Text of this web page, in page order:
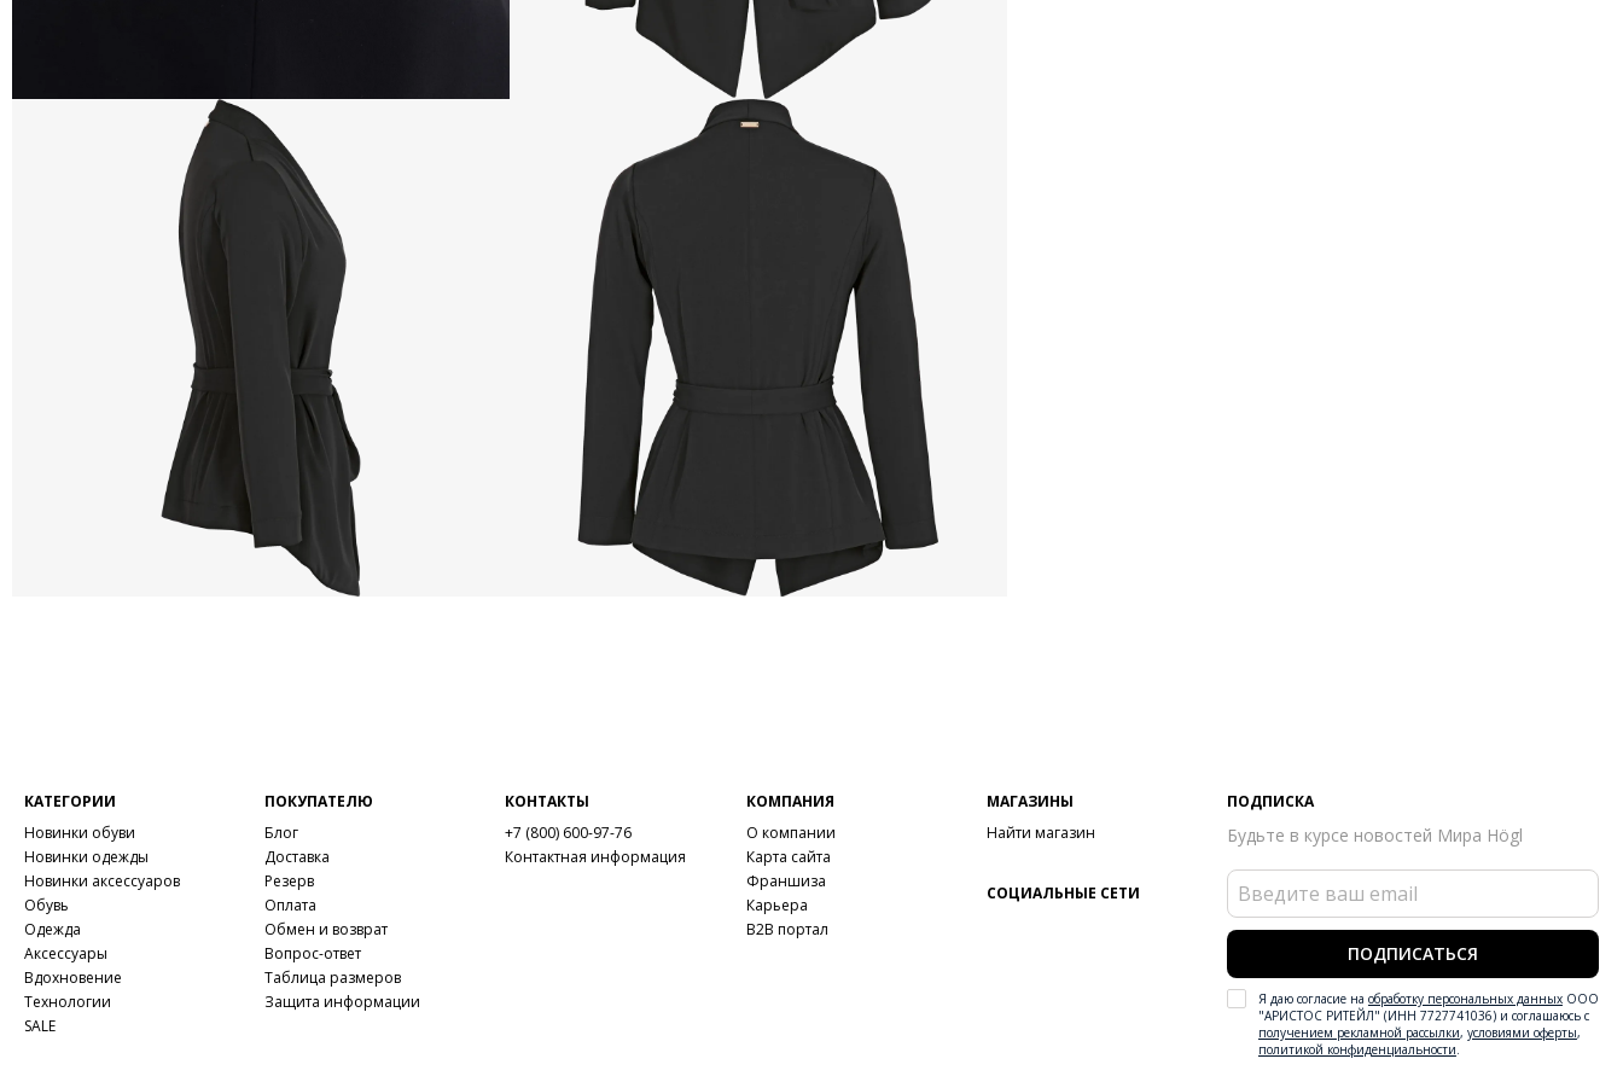
КАТЕГОРИИ
Новинки обуви
Новинки одежды
Новинки аксессуаров
Обувь
Одежда
Аксессуары
Вдохновение
Технологии
SALE
ПОКУПАТЕЛЮ
Блог
Доставка
Резерв
Оплата
Обмен и возврат
Вопрос-ответ
Таблица размеров
Защита информации
КОНТАКТЫ
+7 (800) 600-97-76
Контактная информация
КОМПАНИЯ
О компании
Карта сайта
Франшиза
Карьера
B2B портал
МАГАЗИНЫ
Найти магазин
СОЦИАЛЬНЫЕ СЕТИ
ПОДПИСКА
Будьте в курсе новостей Мира Högl
ПОДПИСАТЬСЯ
Я даю согласие на обработку персональных данныхООО
"АРИСТОС РИТЕЙЛ" (ИНН 7727741036) и соглашаюсь с
получением рекламной рассылки, условиями оферты,
политикой конфиденциальности.